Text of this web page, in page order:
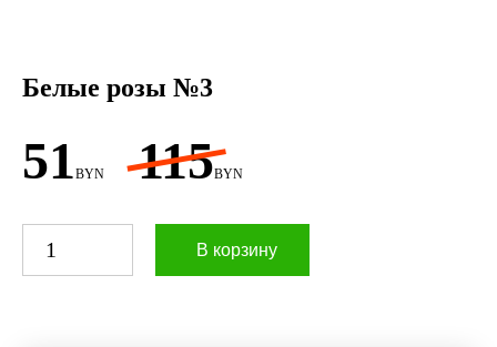
Белые розы №3
51BYN 115BYN
В корзину